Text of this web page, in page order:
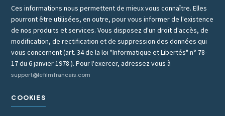
Ces informations nous permettent de mieux vous connaître. Elles
pourront être utilisées, en outre, pour vous informer de l'existence
de nos produits et services. Vous disposez d'un droit d'accès, de
modification, de rectification et de suppression des données qui
vous concernent (art. 34 de la loi "Informatique et Libertés" n° 78-
17 du 6 janvier 1978 ). Pour l'exercer, adressez vous à
support@lefilmfrancais.com
COOKIES